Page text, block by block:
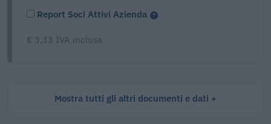
Report Soci Attivi Azienda
€ 3,33 IVA inclusa
Mostra tutti gli altri documenti e dati